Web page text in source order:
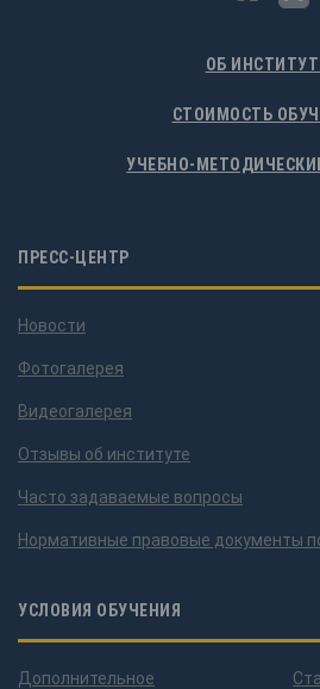
ОБ
СТОИМОСТЬ
УЧЕБНО-
ПРЕСС-ЦЕНТР
Новости
Фотогалерея
Видеогалерея
Отзывы об институте
Часто задаваемые вопросы
Нормативные правовые документы
УСЛОВИЯ ОБУЧЕНИЯ
Дополнительное